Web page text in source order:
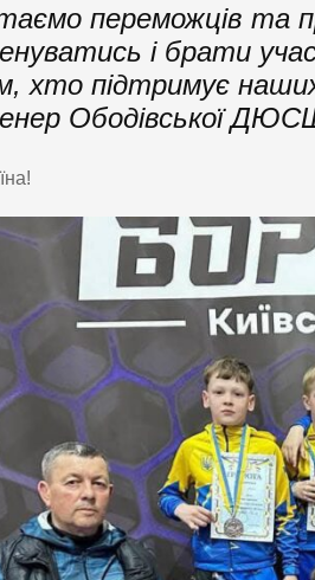
переможців та
і брати
хто підтримує
Ободівської